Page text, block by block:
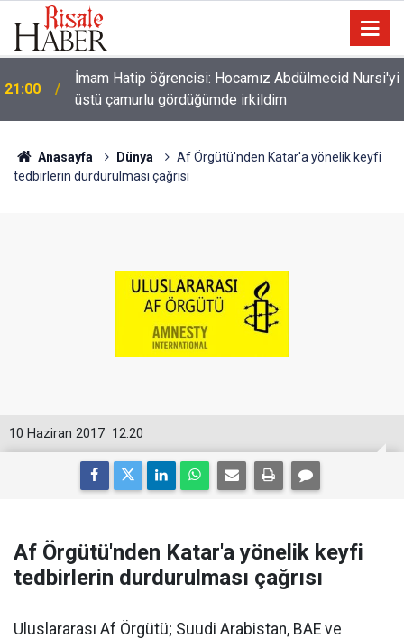
20:00
Filistin Konvoyu'na katılan Fransız aktivist
Müslüman oldu
Anasayfa Dünya
Af Örgütü'nden Katar'a yönelik keyfi
tedbirlerin durdurulması çağrısı
12:20
10 Haziran 2017
Af Örgütü'nden Katar'a yönelik keyfi
tedbirlerin durdurulması çağrısı
Uluslararası Af Örgütü; Suudi Arabistan, BAE ve